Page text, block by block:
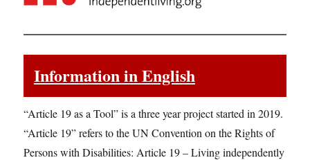
Information in English
“Article 19 as a Tool” is a three year project started in 2019.
“Article 19” refers to the UN Convention on the Rights of
Persons with Disabilities: Article 19 – Living independently